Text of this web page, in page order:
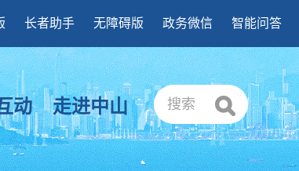
长者助手 无障碍版 政务微信 智能问答
动 走进中山 搜索